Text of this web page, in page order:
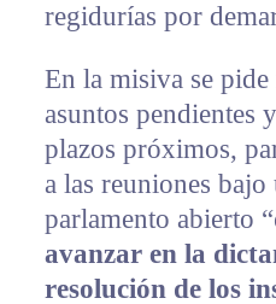
regidurías por
En la misiva se
asuntos pendientes
plazos próximos,
a las reuniones bajo
parlamento abierto “
avanzar en la
resolución de los